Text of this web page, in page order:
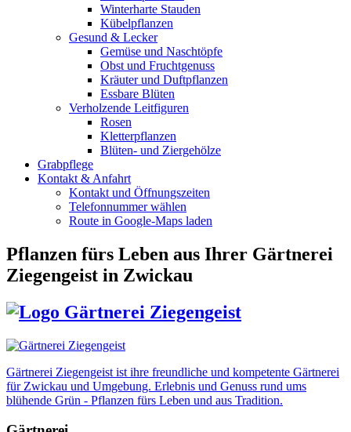
Winterharte Stauden
Kübelpflanzen
Gesund & Lecker
Gemüse und Naschtöpfe
Obst und Fruchtgenuss
Kräuter und Duftpflanzen
Essbare Blüten
Verholzende Leitfiguren
Rosen
Kletterpflanzen
Blüten- und Ziergehölze
Grabpflege
Kontakt & Anfahrt
Kontakt und Öffnungszeiten
Telefonnummer wählen
Route in Google-Maps laden
Pflanzen fürs Leben aus Ihrer Gärtnerei
Ziegengeist in Zwickau
Gärtnerei Ziegengeist ist ihre freundliche und kompetente Gärtnerei
für Zwickau und Umgebung. Erlebnis und Genuss rund ums
blühende Grün - Pflanzen fürs Leben und aus Tradition.